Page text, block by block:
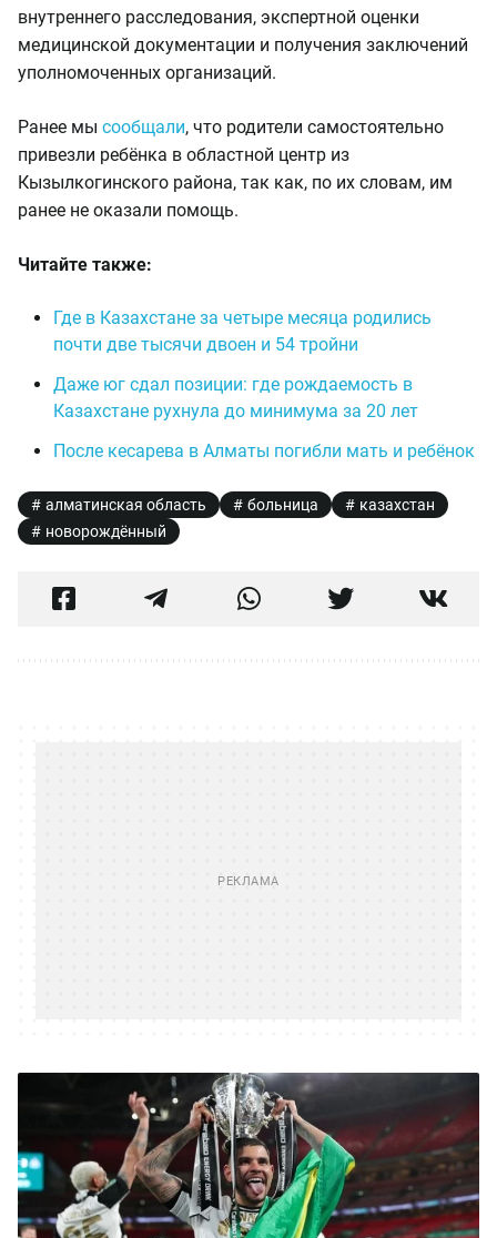
внутреннего расследования, экспертной оценки
медицинской документации и получения заключений
уполномоченных организаций.
Ранее мы сообщали, что родители самостоятельно
привезли ребёнка в областной центр из
Кызылкогинского района, так как, по их словам, им
ранее не оказали помощь.
Читайте также:
Где в Казахстане за четыре месяца родились
почти две тысячи двоен и 54 тройни
Даже юг сдал позиции: где рождаемость в
Казахстане рухнула до минимума за 20 лет
После кесарева в Алматы погибли мать и ребёнок
алматинская область больница
казахстан
новорождённый